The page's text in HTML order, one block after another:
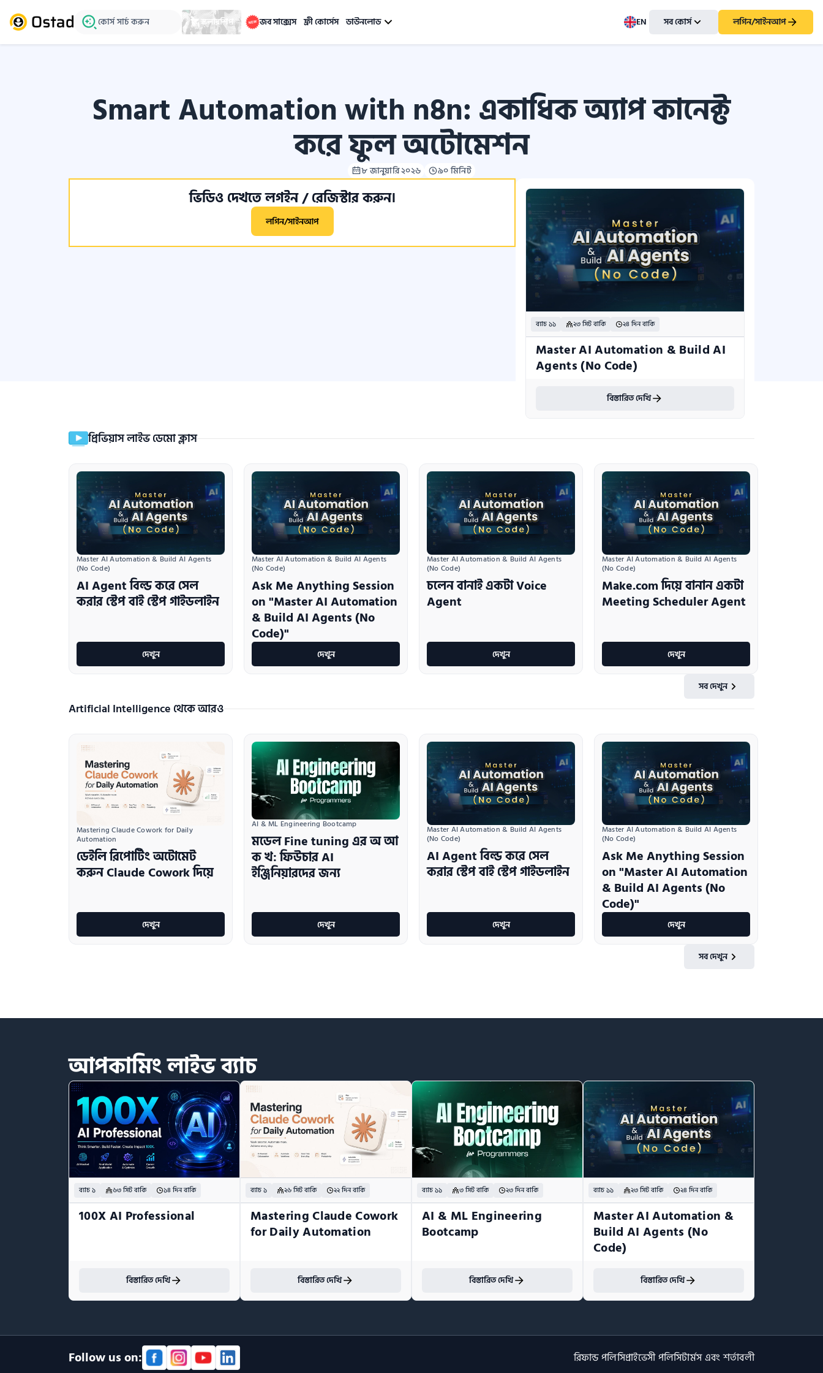
কোর্স সার্চ করুন স্কলারশিপ জব সাক্সেস ফ্রী কোর্সেস ডাউনলোড EN সব কোর্স লগিন/সাইনআপ
Smart Automation with n8n: একাধিক অ্যাপ কানেক্ট
করে ফুল অটোমেশন
৮ জানুয়ারি ২০২৬ ৯০ মিনিট
ভিডিও দেখতে লগইন / রেজিস্টার করুন।
লগিন/সাইনআপ
ব্যাচ ১১ ২৩ সিট বাকি ২৪ দিন বাকি
Master AI Automation & Build AI
Agents (No Code)
বিস্তারিত দেখি
প্রিভিয়াস লাইভ ডেমো ক্লাস
Master AI Automation & Build AI Agents
(No Code)
AI Agent বিল্ড করে সেল
করার স্টেপ বাই স্টেপ গাইডলাইন
দেখুন
Master AI Automation & Build AI Agents
(No Code)
Ask Me Anything Session
on "Master AI Automation
& Build AI Agents (No
Code)"
দেখুন
Master AI Automation & Build AI Agents
(No Code)
চলেন বানাই একটা Voice
Agent
দেখুন
Master AI Automation & Build AI Agents
(No Code)
Make.com দিয়ে বানান একটা
Meeting Scheduler Agent
দেখুন
সব দেখুন
Artificial Intelligence থেকে আরও
Mastering Claude Cowork for Daily
Automation
ডেইলি রিপোর্টিং অটোমেট
করুন Claude Cowork দিয়ে
দেখুন
AI & ML Engineering Bootcamp
মডেল Fine tuning এর অ আ
ক খ: ফিউচার AI
ইঞ্জিনিয়ারদের জন্য
দেখুন
Master AI Automation & Build AI Agents
(No Code)
AI Agent বিল্ড করে সেল
করার স্টেপ বাই স্টেপ গাইডলাইন
দেখুন
Master AI Automation & Build AI Agents
(No Code)
Ask Me Anything Session
on "Master AI Automation
& Build AI Agents (No
Code)"
দেখুন
সব দেখুন
আপকামিংলাইভব্যাচ
ব্যাচ ১ ৬৩ সিট বাকি ১৪ দিন বাকি
100X AI Professional
বিস্তারিত দেখি
ব্যাচ ১ ২৬ সিট বাকি ২২ দিন বাকি
Mastering Claude Cowork
for Daily Automation
বিস্তারিত দেখি
ব্যাচ ১১ ৩ সিট বাকি ২৩ দিন বাকি
AI & ML Engineering
Bootcamp
বিস্তারিত দেখি
ব্যাচ ১১ ২৩ সিট বাকি ২৪ দিন বাকি
Master AI Automation &
Build AI Agents (No
Code)
বিস্তারিত দেখি
Follow us on: রিফান্ড পলিসিপ্রাইভেসী পলিসিটার্মস এবং শর্তাবলী